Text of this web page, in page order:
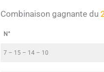
Combinaison gagnante du
N°
7 – 15 – 14 – 10